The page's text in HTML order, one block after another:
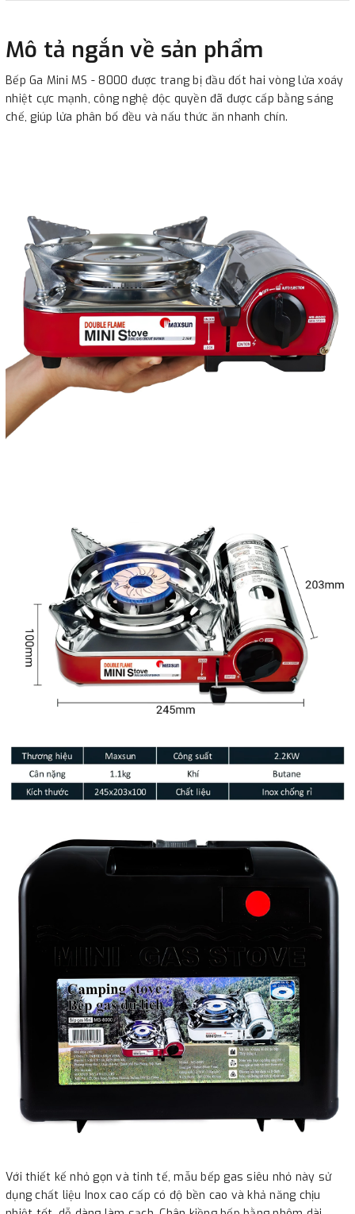
Mô tả ngắn về sản phẩm
Bếp Ga Mini MS - 8000 được trang bị đầu đốt hai vòng lửa xoáy
nhiệt cực mạnh, công nghệ độc quyền đã được cấp bằng sáng
chế, giúp lửa phân bố đều và nấu thức ăn nhanh chín.
Với thiết kế nhỏ gọn và tinh tế, mẫu bếp gas siêu nhỏ này sử
dụng chất liệu Inox cao cấp có độ bền cao và khả năng chịu